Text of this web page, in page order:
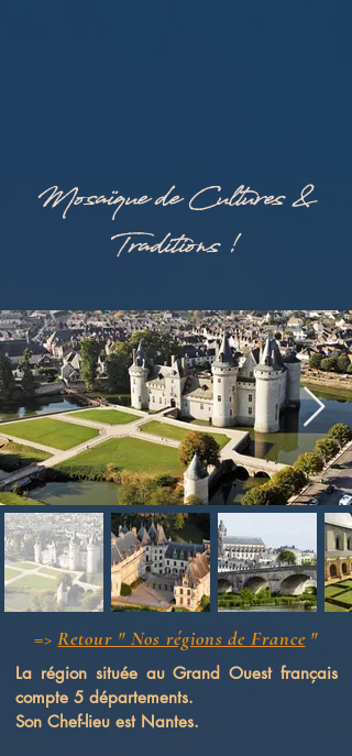
Mosaïque de Cultures &
Traditions !
=>Retour " Nos régions de France"
La région située au Grand Ouest français
compte 5 départements.
Son Chef-lieu est Nantes.